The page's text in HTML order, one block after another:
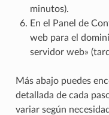
minutos).
En el Panel de
web para el
servidor web»
Más abajo puedes
detallada de cada
variar según